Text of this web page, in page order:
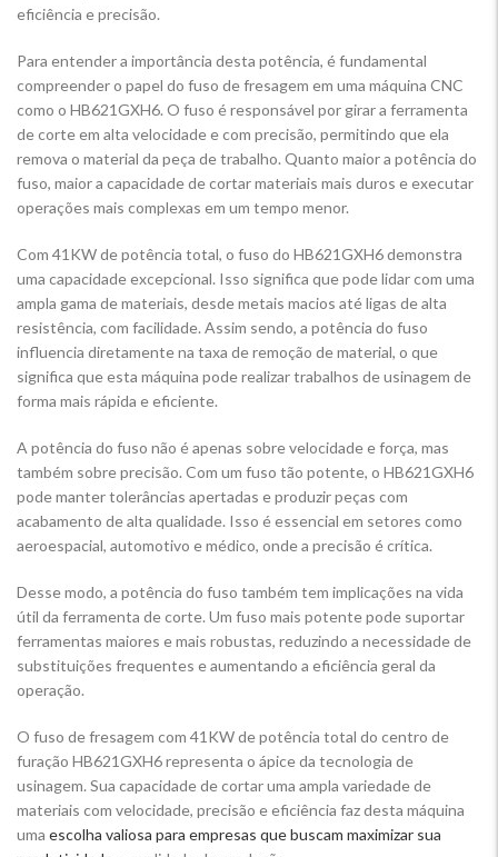
eficiência e precisão.
Para entender a importância desta potência, é fundamental
compreender o papel do fuso de fresagem em uma máquina CNC
como o HB621GXH6. O fuso é responsável por girar a ferramenta
de corte em alta velocidade e com precisão, permitindo que ela
remova o material da peça de trabalho. Quanto maior a potência do
fuso, maior a capacidade de cortar materiais mais duros e executar
operações mais complexas em um tempo menor.
Com 41KW de potência total, o fuso do HB621GXH6 demonstra
uma capacidade excepcional. Isso significa que pode lidar com uma
ampla gama de materiais, desde metais macios até ligas de alta
resistência, com facilidade. Assim sendo, a potência do fuso
influencia diretamente na taxa de remoção de material, o que
significa que esta máquina pode realizar trabalhos de usinagem de
forma mais rápida e eficiente.
A potência do fuso não é apenas sobre velocidade e força, mas
também sobre precisão. Com um fuso tão potente, o HB621GXH6
pode manter tolerâncias apertadas e produzir peças com
acabamento de alta qualidade. Isso é essencial em setores como
aeroespacial, automotivo e médico, onde a precisão é crítica.
Desse modo, a potência do fuso também tem implicações na vida
útil da ferramenta de corte. Um fuso mais potente pode suportar
ferramentas maiores e mais robustas, reduzindo a necessidade de
substituições frequentes e aumentando a eficiência geral da
operação.
O fuso de fresagem com 41KW de potência total do centro de
furação HB621GXH6 representa o ápice da tecnologia de
usinagem. Sua capacidade de cortar uma ampla variedade de
materiais com velocidade, precisão e eficiência faz desta máquina
uma escolha valiosa para empresas que buscam maximizar sua